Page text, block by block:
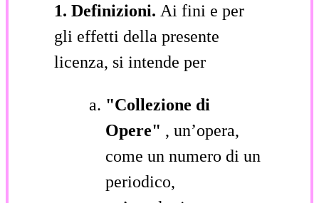
1. Definizioni. Ai fini e per
gli effetti della presente
licenza, si intende per
"Collezione di
Opere" , un’opera,
come un numero di un
periodico,